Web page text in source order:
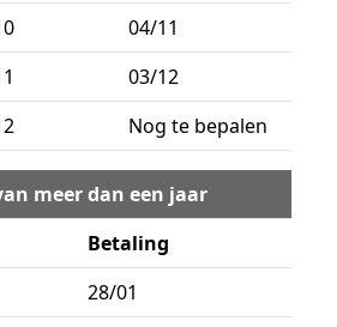
04/11
03/12
Nog te bepalen
meer dan een jaar
Betaling
28/01